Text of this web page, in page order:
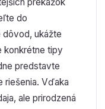
do
ukážte
konkrétne tipy
predstavte
riešenia. Vďaka
ale prirodzená